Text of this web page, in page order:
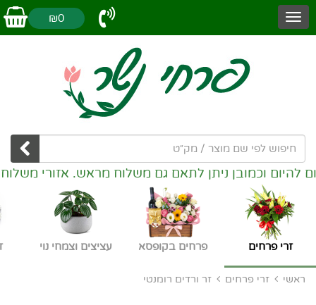
₪0
ניתן לתאם גם משלוח מראש. אזורי משלוחים:
זרי פרחים פרחים בקופסא עציצים וצמחי נוי
ראשי זרי פרחים זר ורדים רומנטי